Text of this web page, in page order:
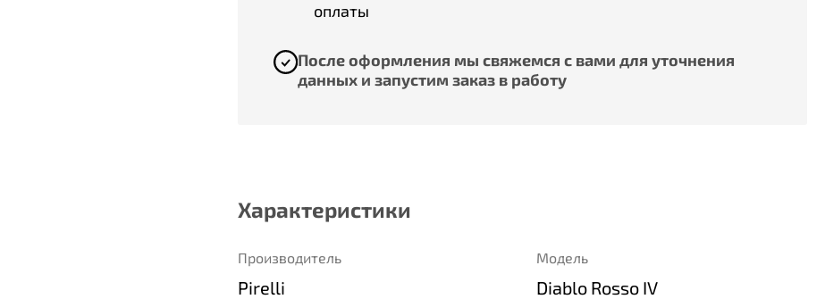
оплаты
После оформления мы свяжемся с вами для уточнения
данных и запустим заказ в работу
Характеристики
Производитель
Pirelli
Модель
Diablo Rosso IV